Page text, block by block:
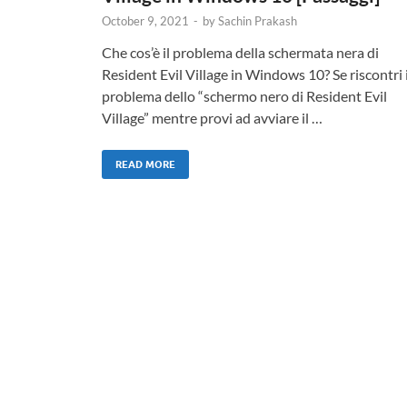
October 9, 2021 - bySachin Prakash
Che cos’è il problema della schermata nera di
Resident Evil Village in Windows 10? Se riscontri
problema dello “schermo nero di Resident Evil
Village” mentre provi ad avviare il …
READ MORE